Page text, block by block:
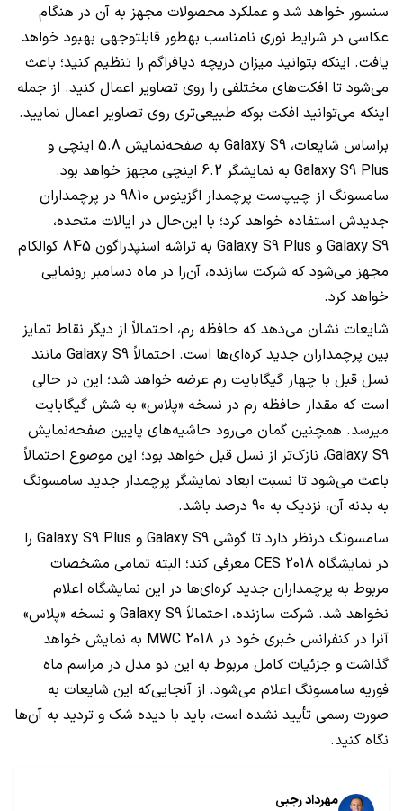
سنسور خواهد شد و عملکرد محصولات مجهز به آن در هنگام
عکاسی در شرایط نوری نامناسب به‎طور قابل‎توجهی بهبود خواهد
یافت. اینکه بتوانید میزان دریچه دیافراگم را تنظیم کنید؛ باعث
می‌شود تا افکت‌های مختلفی را روی تصاویر اعمال کنید. از جمله
اینکه می‌توانید افکت بوکه طبیعی‌تری روی تصاویر اعمال نمایید.
براساس شایعات، Galaxy S9 به صفحه‌نمایش 5.8 اینچی و
Galaxy S9 Plus
به نمایشگر 6.2 اینچی مجهز خواهد بود.
سامسونگ از چیپ‌ست پرچمدار اگزینوس 9810 در پرچمداران
جدیدش استفاده خواهد کرد؛ با این‌حال در ایالات متحده،
Galaxy S9 و Galaxy S9 Plus
به تراشه اسنپدراگون 845 کوالکام
مجهز می‌شود که شرکت سازنده، آن‌را در ماه دسامبر رونمایی
خواهد کرد.
شایعات نشان می‌دهد که حافظه رم، احتمالاً از دیگر نقاط تمایز
بین پرچمداران جدید کره‌ای‌ها است. احتمالاً Galaxy S9 مانند
نسل قبل با چهار گیگابایت رم عرضه خواهد شد؛ این در حالی
است که مقدار حافظه رم در نسخه «پلاس» به شش گیگابایت
می‎رسد. همچنین گمان می‌رود حاشیه‌های پایین صفحه‌نمایش
Galaxy S9، نازک‌تر از نسل قبل خواهد بود؛ این موضوع احتمالاً
باعث می‌شود تا نسبت ابعاد نمایشگر پرچمدار جدید سامسونگ
به بدنه آن، نزدیک به 90 درصد باشد.
سامسونگ درنظر دارد تا گوشی Galaxy S9 و Galaxy S9 Plus را
در نمایشگاه CES 2018 معرفی کند؛ البته تمامی مشخصات
مربوط به پرچمداران جدید کره‌ای‌ها در این نمایشگاه اعلام
نخواهد شد. شرکت سازنده، احتمالاً Galaxy S9 و نسخه «پلاس»
آن‏را در کنفرانس خبری خود در MWC 2018 به نمایش خواهد
گذاشت و جزئیات کامل مربوط به این دو مدل در مراسم ماه
فوریه سامسونگ اعلام می‌شود. از آنجایی‌که این شایعات به
صورت رسمی تأیید نشده است، باید با دیده شک و تردید به آن‌ها
نگاه کنید.
مهرداد رجبی